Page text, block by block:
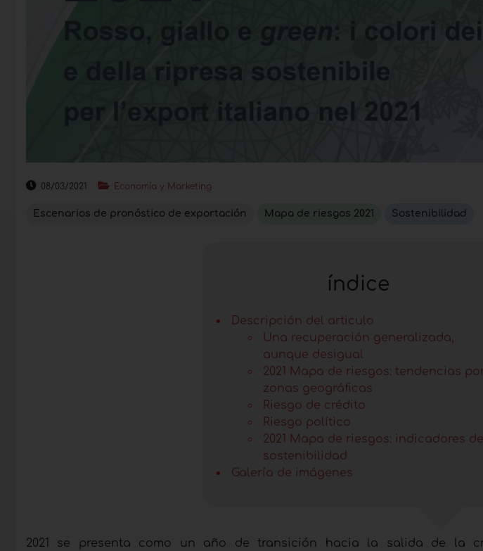
08/03/2021 Economía y Marketing
Escenarios de pronóstico de exportación Mapa de riesgos 2021 Sostenibilidad
índice
Descripción del articulo
Una recuperación generalizada,
aunque desigual
2021 Mapa de riesgos: tendencias
zonas geográficas
Riesgo de crédito
Riesgo político
2021 Mapa de riesgos: indicadores de
sostenibilidad
Galería de imágenes
2021 se presenta como un año de transición hacia la salida de la